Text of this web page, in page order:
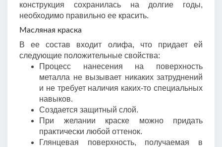
конструкция сохранилась на долгие годы,
необходимо правильно ее красить.
Масляная краска
В ее состав входит олифа, что придает ей
следующие положительные свойства:
Процесс нанесения на поверхность
металла не вызывает никаких затруднений
и не требует наличия каких-то специальных
навыков.
Создается защитный слой.
При желании краске можно придать
практически любой оттенок.
Глянцевая поверхность, получаемая в